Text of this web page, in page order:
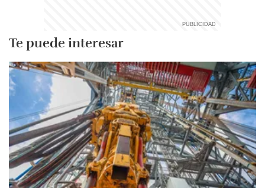
Te puede interesar